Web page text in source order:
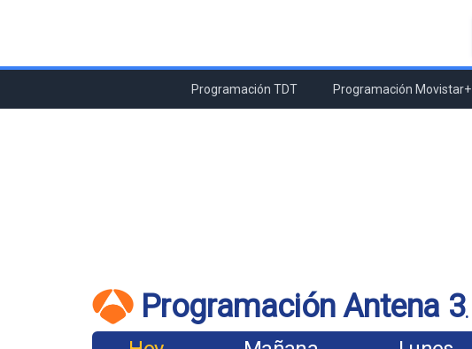
Programación TDT Programación Movistar+
Programación Antena 3.